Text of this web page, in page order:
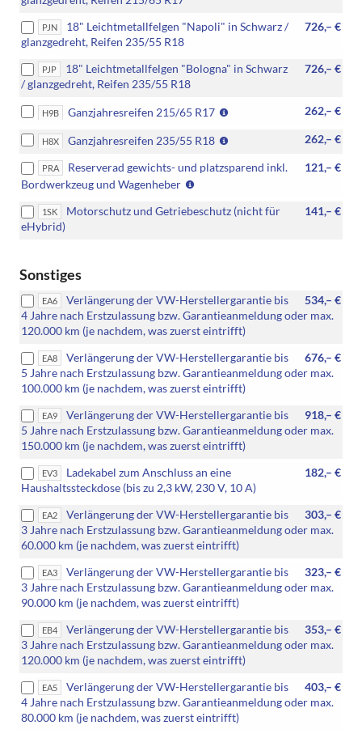
PJN 726,– €
18" Leichtmetallfelgen "Napoli" in Schwarz /
glanzgedreht, Reifen 235/55 R18
PJP 726,– €
18" Leichtmetallfelgen "Bologna" in Schwarz
/ glanzgedreht, Reifen 235/55 R18
H9B 262,– €
Ganzjahresreifen 215/65 R17
[PJN]
"Napoli",
19"
Leichtmetallfelgen
"Catania",
[PJS]
20"
Leichtmetallfelgen
oder
[PJU]
20"
"York")
H8X 262,– €
Ganzjahresreifen 235/55 R18
Verbindung
18"
PRA 121,– €
Reserverad gewichts- und platzsparend inkl.
Bordwerkzeug und Wagenheber
eHybrid)
1SK 141,– €
Motorschutz und Getriebeschutz (nicht für
eHybrid)
Sonstiges
EA6 534,– €
Verlängerung der VW-Herstellergarantie bis
4 Jahre nach Erstzulassung bzw. Garantieanmeldung oder max.
120.000 km (je nachdem, was zuerst eintrifft)
EA8 676,– €
Verlängerung der VW-Herstellergarantie bis
5 Jahre nach Erstzulassung bzw. Garantieanmeldung oder max.
100.000 km (je nachdem, was zuerst eintrifft)
EA9 918,– €
Verlängerung der VW-Herstellergarantie bis
5 Jahre nach Erstzulassung bzw. Garantieanmeldung oder max.
150.000 km (je nachdem, was zuerst eintrifft)
EV3 182,– €
Ladekabel zum Anschluss an eine
Haushaltssteckdose (bis zu 2,3 kW, 230 V, 10 A)
EA2 303,– €
Verlängerung der VW-Herstellergarantie bis
3 Jahre nach Erstzulassung bzw. Garantieanmeldung oder max.
60.000 km (je nachdem, was zuerst eintrifft)
EA3 323,– €
Verlängerung der VW-Herstellergarantie bis
3 Jahre nach Erstzulassung bzw. Garantieanmeldung oder max.
90.000 km (je nachdem, was zuerst eintrifft)
EB4 353,– €
Verlängerung der VW-Herstellergarantie bis
3 Jahre nach Erstzulassung bzw. Garantieanmeldung oder max.
120.000 km (je nachdem, was zuerst eintrifft)
EA5 403,– €
Verlängerung der VW-Herstellergarantie bis
4 Jahre nach Erstzulassung bzw. Garantieanmeldung oder max.
80.000 km (je nachdem, was zuerst eintrifft)